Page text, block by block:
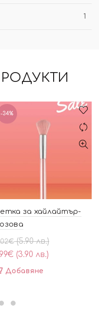
1
-34%
за хайлайтър-
€ (5.90 лв.)
€ (3.90 лв.)
Добавяне